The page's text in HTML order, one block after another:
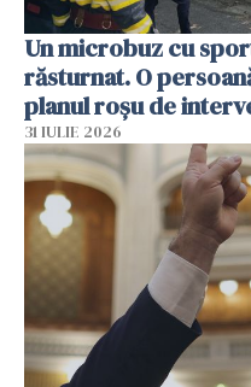
Un microbuz cu
răsturnat. O
planul roșu de
31 IULIE 2026